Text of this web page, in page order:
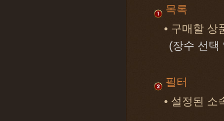
목록
• 구매할 상
(장수 선택
필터
• 설정된 소